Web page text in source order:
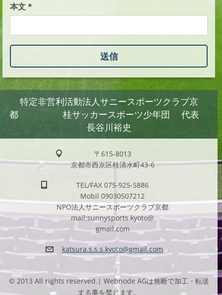
本文 *
特定非営利活動法人サニースポーツクラブ京
都 桂サッカースポーツ少年団 代表
長谷川裕史
〒615-8013
京都市西京区桂清水町43-6
TEL/FAX 075-925-5886
Mobil 09030507212
NPO法人サニースポーツクラブ京都
mail:sunnysports.kyoto@
gmail.com
katsura.s.s.s.kyoto@gmail.com
© 2013 All rights reserved.| Webnode AGは無断で加工・転送
する事を禁じます。